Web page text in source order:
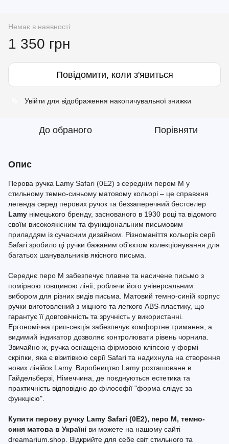
Немає в наявності
1 350 грн
Повідомити, коли з'явиться
Увійти для відображення накопичувальної знижки
До обраного Порівняти
Опис
Перова ручка Lamy Safari (0E2) з середнім пером M у
стильному темно-синьому матовому кольорі – це справжня
легенда серед перових ручок та беззаперечний бестселер
Lamy німецького бренду, заснованого в 1930 році та відомого
своїм високоякісним та функціональним письмовим
приладдям із сучасним дизайном. Різноманіття кольорів серії
Safari зробило ці ручки бажаним об'єктом колекціонування для
багатьох шанувальників якісного письма.
Середнє перо M забезпечує плавне та насичене письмо з
помірною товщиною лінії, роблячи його універсальним
вибором для різних видів письма. Матовий темно-синій корпус
ручки виготовлений з міцного та легкого ABS-пластику, що
гарантує її довговічність та зручність у використанні.
Ергономічна грип-секція забезпечує комфортне тримання, а
видимий індикатор дозволяє контролювати рівень чорнила.
Звичайно ж, ручка оснащена фірмовою кліпсою у формі
скріпки, яка є візитівкою серії Safari та надихнула на створення
нових лінійок Lamy. Виробництво Lamy розташоване в
Гайдельберзі, Німеччина, де поєднуються естетика та
практичність відповідно до філософії "форма слідує за
функцією".
Купити перову ручку Lamy Safari (0E2), перо M, темно-
синя матова в Україні ви можете на нашому сайті
dreamarium.shop. Відкрийте для себе світ стильного та